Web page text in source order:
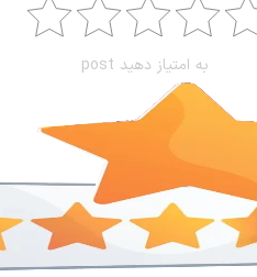
به امتیاز دهید post